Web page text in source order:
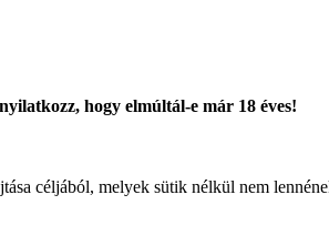
hogy elmúltál-e már 18 éves!
céljából, melyek sütik nélkül nem